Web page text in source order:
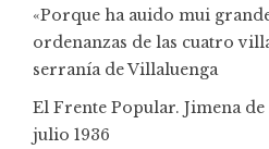
«Porque ha auido mui
ordenanzas de las cuatro
serranía de Villaluenga
El Frente Popular. Jimena
julio 1936